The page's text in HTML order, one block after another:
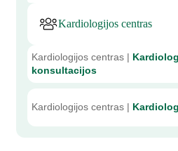
Kardiologijos centras
Kardiologijos centras |
konsultacijos
Kardiologijos centras |